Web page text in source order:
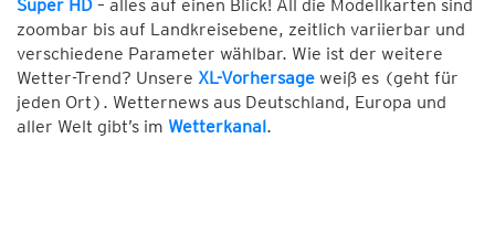
Super HD – alles auf einen Blick! All die Modellkarten sind
zoombar bis auf Landkreisebene, zeitlich variierbar und
verschiedene Parameter wählbar. Wie ist der weitere
Wetter-Trend? Unsere XL-Vorhersage weiß es (geht für
jeden Ort). Wetternews aus Deutschland, Europa und
aller Welt gibt’s im Wetterkanal.